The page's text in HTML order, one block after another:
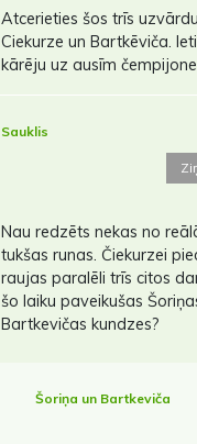
Atcerieties šos trīs
Ciekurze un Bartkēviča.
kārēju uz ausīm
Sauklis
Nau redzēts nekas no
tukšas runas. Čiekurzei
raujas paralēli trīs citos
šo laiku paveikušas
Bartkevičas kundzes?
Šoriņa un Bartkeviča